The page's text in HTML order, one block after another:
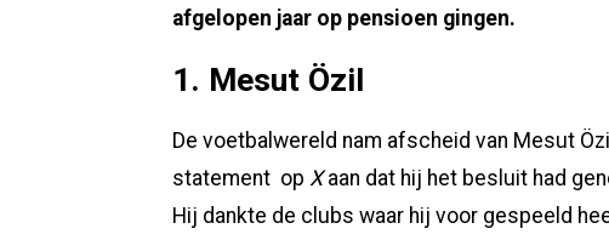
afgelopen jaar op pensioen gingen.
1. Mesut Özil
De voetbalwereld nam afscheid van Mesut
statement op Xaan dat hij het besluit had
Hij dankte de clubs waar hij voor gespeeld